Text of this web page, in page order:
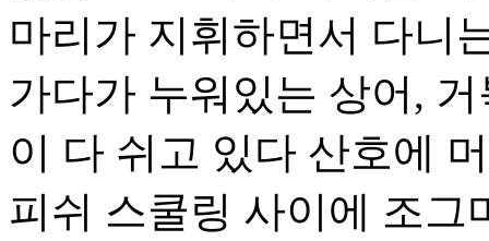
마리가 지휘하면서 다니
가다가 누워있는 상어,
이 다 쉬고 있다 산호에
피쉬 스쿨링 사이에 조그